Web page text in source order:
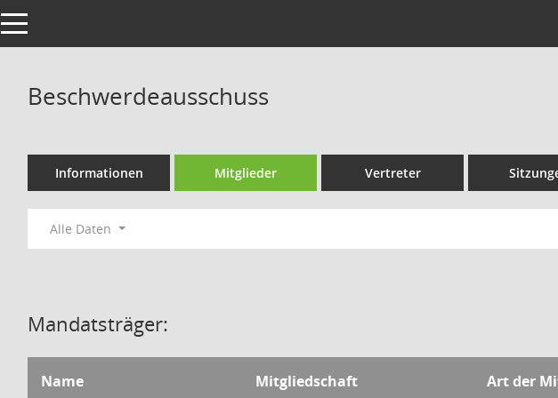
Toggle navigation
Beschwerdeausschuss
Informationen Mitglieder Vertreter
Alle Daten
Mandatsträger:
Name Mitgliedschaft Art der